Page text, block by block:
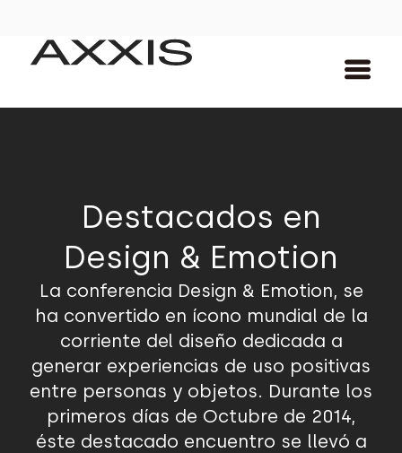
Destacados en
Design & Emotion
La conferencia Design & Emotion, se
ha convertido en ícono mundial de la
corriente del diseño dedicada a
generar experiencias de uso positivas
entre personas y objetos. Durante los
primeros días de Octubre de 2014,
éste destacado encuentro se llevó a